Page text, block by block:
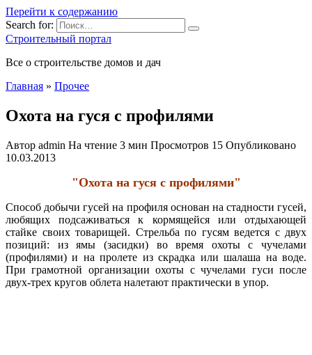
Перейти к содержанию
Search for:
Строительный портал
Все о строительстве домов и дач
Главная » Прочее
Охота на гуся с профилями
Автор admin На чтение 3 мин Просмотров 15 Опубликовано
10.03.2013
"Охота на гуся с профилями"
Способ добычи гусей на профиля основан на стадности гусей,
любящих подсаживаться к кормящейся или отдыхающей
стайке своих товарищей. Стрельба по гусям ведется с двух
позиций: из ямы (засидки) во время охоты с чучелами
(профилями) и на пролете из скрадка или шалаша на воде.
При грамотной организации охоты с чучелами гуси после
двух-трех кругов облета налетают практически в упор.